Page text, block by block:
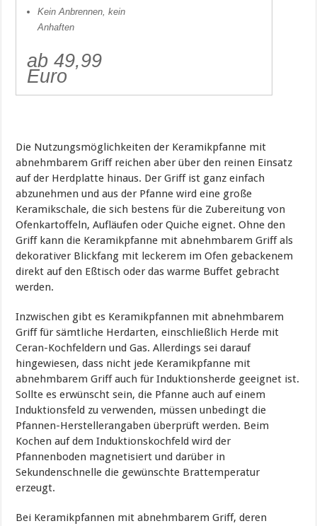
Kein Anbrennen, kein
Anhaften
ab 49,99
Euro
Die Nutzungsmöglichkeiten der Keramikpfanne mit
abnehmbarem Griff reichen aber über den reinen Einsatz
auf der Herdplatte hinaus. Der Griff ist ganz einfach
abzunehmen und aus der Pfanne wird eine große
Keramikschale, die sich bestens für die Zubereitung von
Ofenkartoffeln, Aufläufen oder Quiche eignet. Ohne den
Griff kann die Keramikpfanne mit abnehmbarem Griff als
dekorativer Blickfang mit leckerem im Ofen gebackenem
direkt auf den Eßtisch oder das warme Buffet gebracht
werden.
Inzwischen gibt es Keramikpfannen mit abnehmbarem
Griff für sämtliche Herdarten, einschließlich Herde mit
Ceran-Kochfeldern und Gas. Allerdings sei darauf
hingewiesen, dass nicht jede Keramikpfanne mit
abnehmbarem Griff auch für Induktionsherde geeignet ist.
Sollte es erwünscht sein, die Pfanne auch auf einem
Induktionsfeld zu verwenden, müssen unbedingt die
Pfannen-Herstellerangaben überprüft werden. Beim
Kochen auf dem Induktionskochfeld wird der
Pfannenboden magnetisiert und darüber in
Sekundenschnelle die gewünschte Brattemperatur
erzeugt.
Bei Keramikpfannen mit abnehmbarem Griff, deren